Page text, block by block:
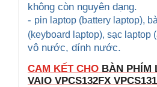
không còn nguyên dạng.
- pin laptop (battery laptop),
(keyboard laptop), sạc laptop
vô nước, dính nước.
CAM KẾT CHO BÀN PHÍM
VAIO VPCS132FX